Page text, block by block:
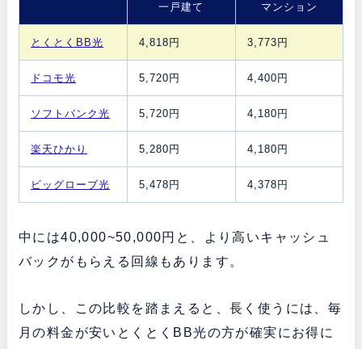
一戸建て マンション
とくとくBB光 4,818円 3,773円
ドコモ光 5,720円 4,400円
ソフトバンク光 5,720円 4,180円
楽天ひかり 5,280円 4,180円
ビッグローブ光 5,478円 4,378円
中には40,000~50,000円と、より高いキャッシュ
バックがもらえる回線もあります。
しかし、この比較を踏まえると、長く使うには、毎
月の料金が安いとくとくBB光の方が確実にお得に